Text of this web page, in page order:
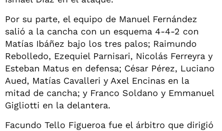
Por su parte, el equipo de Manuel Fernández
salió a la cancha con un esquema 4-4-2 con
Matías Ibáñez bajo los tres palos; Raimundo
Rebolledo, Ezequiel Parnisari, Nicolás Ferreyra y
Esteban Matus en defensa; César Pérez, Luciano
Aued, Matías Cavalleri y Axel Encinas en la
mitad de cancha; y Franco Soldano y Emmanuel
Gigliotti en la delantera.
Facundo Tello Figueroa fue el árbitro que dirigió